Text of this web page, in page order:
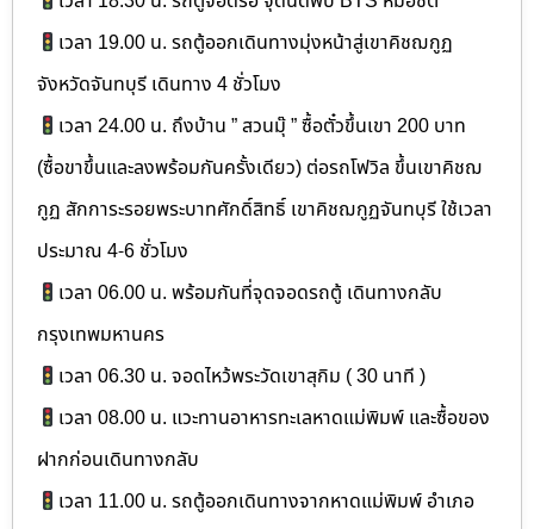
เวลา 19.00 น. รถตู้ออกเดินทางมุ่งหน้าสู่เขาคิชฌกูฏ
จังหวัดจันทบุรี เดินทาง 4 ชั่วโมง
เวลา 24.00 น. ถึงบ้าน ” สวนมุ๊ ” ซื้อตั๋วขึ้นเขา 200 บาท
(ซื้อขาขึ้นและลงพร้อมกันครั้งเดียว) ต่อรถโฟวิล ขึ้นเขาคิชฌ
กูฏ สักการะรอยพระบาทศักดิ์สิทธิ์ เขาคิชฌกูฏจันทบุรี ใช้เวลา
ประมาณ 4-6 ชั่วโมง
เวลา 06.00 น. พร้อมกันที่จุดจอดรถตู้ เดินทางกลับ
กรุงเทพมหานคร
เวลา 06.30 น. จอดไหว้พระวัดเขาสุกิม ( 30 นาที )
เวลา 08.00 น. แวะทานอาหารทะเลหาดแม่พิมพ์ และซื้อของ
ฝากก่อนเดินทางกลับ
เวลา 11.00 น. รถตู้ออกเดินทางจากหาดแม่พิมพ์ อำเภอ